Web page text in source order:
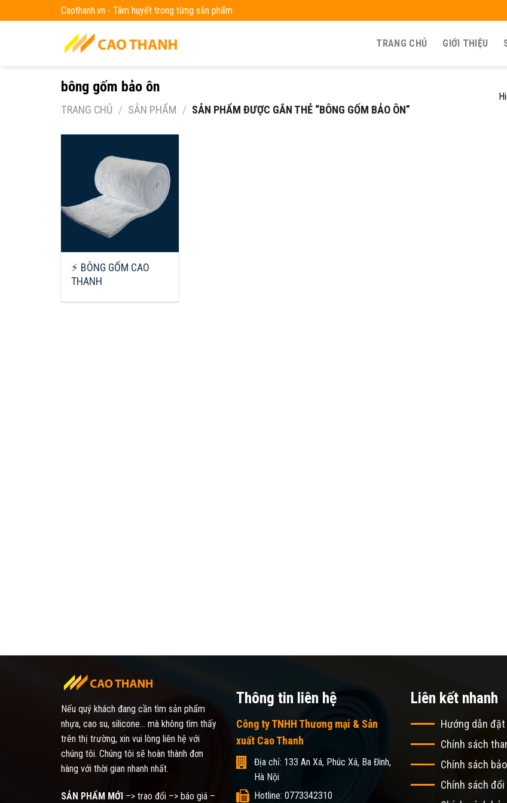
to
Caothanh.vn - Tâm huyết trong từng sản phẩm
TRANG CHỦ GIỚI THIỆU
bông gốm bảo ôn
TRANG CHỦ / SẢN PHẨM / SẢN PHẨM ĐƯỢC GẮN THẺ “BÔNG GỐM BẢO ÔN”
⚡ BÔNG GỐM CAO
THANH
Nếu quý khách đang cần tìm sản phẩm
nhựa, cao su, silicone... mà không tìm thấy
trên thị trường, xin vui lòng liên hệ với
chúng tôi. Chúng tôi sẽ hoàn thành đơn
hàng với thời gian nhanh nhất.
SẢN PHẨM MỚI –> trao đổi –> báo giá –
Thông tin liên hệ
Công ty TNHH Thương mại & Sản
xuất Cao Thanh
Địa chỉ: 133 An Xá, Phúc Xá, Ba Đình,
Hà Nội
Hotline: 0773342310
Liên kết nhanh
Hướng dẫn đặt
Chính sách
Chính sách
Chính sách